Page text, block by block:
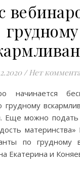
грудному
/ Нет
грудному
Еще можно подать
по грудному
Екатерина и